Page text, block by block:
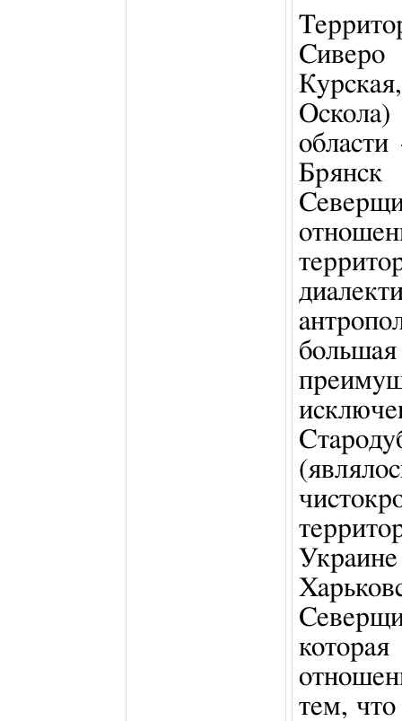
Сиверо
Оскола)
тем,